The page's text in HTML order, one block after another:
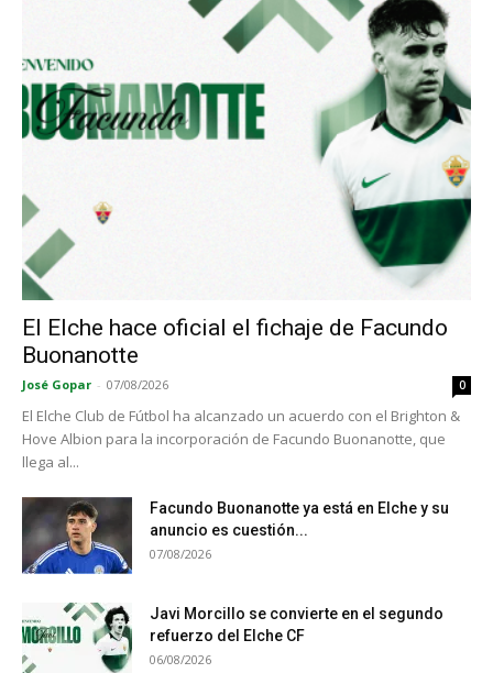
El Elche hace oficial el fichaje de Facundo
Buonanotte
José Gopar - 07/08/2026 0
El Elche Club de Fútbol ha alcanzado un acuerdo con el Brighton &
Hove Albion para la incorporación de Facundo Buonanotte, que
llega al...
Facundo Buonanotte ya está en Elche y su
anuncio es cuestión...
07/08/2026
Javi Morcillo se convierte en el segundo
refuerzo del Elche CF
06/08/2026